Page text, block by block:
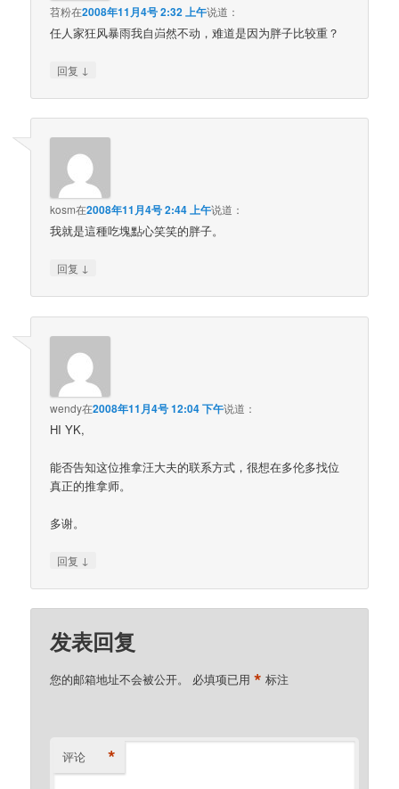
苕粉在2008年11月4号 2:32 上午说道：
任人家狂风暴雨我自岿然不动，难道是因为胖子比较重？
回复 ↓
kosm在2008年11月4号 2:44 上午说道：
我就是這種吃塊點心笑笑的胖子。
回复 ↓
wendy在2008年11月4号 12:04 下午说道：
HI YK,
能否告知这位推拿汪大夫的联系方式，很想在多伦多找位
真正的推拿师。
多谢。
回复 ↓
发表回复
您的邮箱地址不会被公开。 必填项已用* 标注
评论 *